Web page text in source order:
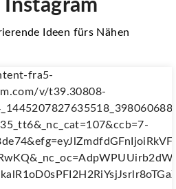
Instagram
Ideen fürs Nähen